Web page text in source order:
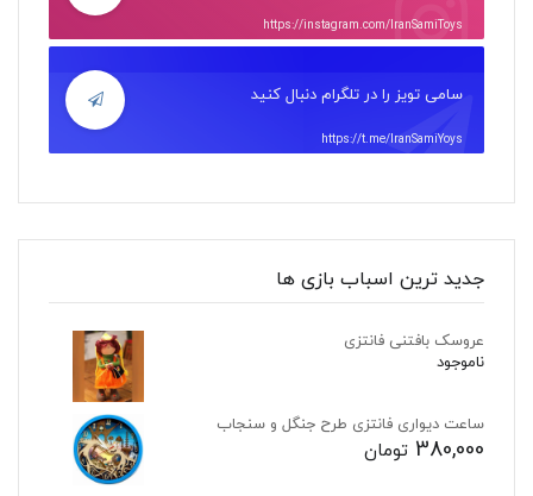
https://instagram.com/IranSamiToys
سامی تویز را در تلگرام دنبال کنید
https://t.me/IranSamiYoys
جدید ترین اسباب بازی ها
عروسک بافتنی فانتزی
ناموجود
ساعت دیواری فانتزی طرح جنگل و سنجاب
380,000 تومان